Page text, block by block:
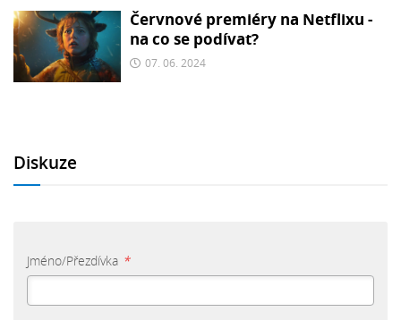
Červnové premiéry na Netflixu -
na co se podívat?
07. 06. 2024
Diskuze
Jméno/Přezdívka *